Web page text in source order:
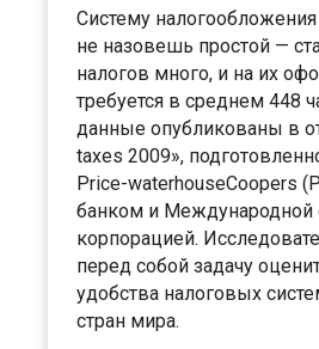
Систему
не назовешь простой —
налогов много, и на их
требуется в среднем 448
данные опубликованы в
taxes 2009»,
Price-waterhouseCoopers
банком и Международной
корпорацией.
перед собой задачу
удобства налоговых
стран мира.